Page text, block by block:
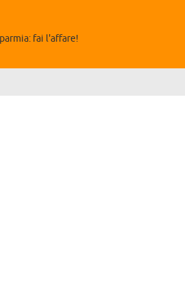
fai l'affare!